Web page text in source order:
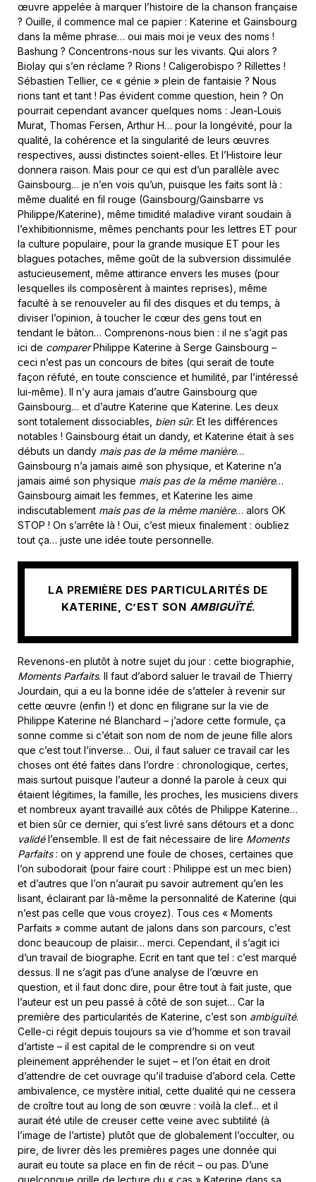
œuvre appelée à marquer l’histoire de la chanson française
? Ouille, il commence mal ce papier : Katerine et Gainsbourg
dans la même phrase… oui mais moi je veux des noms !
Bashung ? Concentrons-nous sur les vivants. Qui alors ?
Biolay qui s’en réclame ? Rions ! Caligerobispo ? Rillettes !
Sébastien Tellier, ce « génie » plein de fantaisie ? Nous
rions tant et tant ! Pas évident comme question, hein ? On
pourrait cependant avancer quelques noms : Jean-Louis
Murat, Thomas Fersen, Arthur H… pour la longévité, pour la
qualité, la cohérence et la singularité de leurs œuvres
respectives, aussi distinctes soient-elles. Et l’Histoire leur
donnera raison. Mais pour ce qui est d’un parallèle avec
Gainsbourg… je n’en vois qu’un, puisque les faits sont là :
même dualité en fil rouge (Gainsbourg/Gainsbarre vs
Philippe/Katerine), même timidité maladive virant soudain à
l’exhibitionnisme, mêmes penchants pour les lettres ET pour
la culture populaire, pour la grande musique ET pour les
blagues potaches, même goût de la subversion dissimulée
astucieusement, même attirance envers les muses (pour
lesquelles ils composèrent à maintes reprises), même
faculté à se renouveler au fil des disques et du temps, à
diviser l’opinion, à toucher le cœur des gens tout en
tendant le bâton… Comprenons-nous bien : il ne s’agit pas
ici de comparerPhilippe Katerine à Serge Gainsbourg –
ceci n’est pas un concours de bites (qui serait de toute
façon réfuté, en toute conscience et humilité, par l’intéressé
lui-même). Il n’y aura jamais d’autre Gainsbourg que
Gainsbourg… et d’autre Katerine que Katerine. Les deux
sont totalement dissociables, bien sûr. Et les différences
notables ! Gainsbourg était un dandy, et Katerine était à ses
débuts un dandy mais pas de la même manière…
Gainsbourg n’a jamais aimé son physique, et Katerine n’a
jamais aimé son physique mais pas de la même manière…
Gainsbourg aimait les femmes, et Katerine les aime
indiscutablement mais pas de la même manière… alors OK
STOP ! On s’arrête là ! Oui, c’est mieux finalement : oubliez
tout ça… juste une idée toute personnelle.
LA PREMIÈRE DES PARTICULARITÉS DE
KATERINE, C’EST SON AMBIGUÏTÉ.
Revenons-en plutôt à notre sujet du jour : cette biographie,
Moments Parfaits. Il faut d’abord saluer le travail de Thierry
Jourdain, qui a eu la bonne idée de s’atteler à revenir sur
cette œuvre (enfin !) et donc en filigrane sur la vie de
Philippe Katerine né Blanchard – j’adore cette formule, ça
sonne comme si c’était son nom de nom de jeune fille alors
que c’est tout l’inverse… Oui, il faut saluer ce travail car les
choses ont été faites dans l’ordre : chronologique, certes,
mais surtout puisque l’auteur a donné la parole à ceux qui
étaient légitimes, la famille, les proches, les musiciens divers
et nombreux ayant travaillé aux côtés de Philippe Katerine…
et bien sûr ce dernier, qui s’est livré sans détours et a donc
validél’ensemble. Il est de fait nécessaire de lire Moments
Parfaits: on y apprend une foule de choses, certaines que
l’on subodorait (pour faire court : Philippe est un mec bien)
et d’autres que l’on n’aurait pu savoir autrement qu’en les
lisant, éclairant par là-même la personnalité de Katerine (qui
n’est pas celle que vous croyez). Tous ces « Moments
Parfaits » comme autant de jalons dans son parcours, c’est
donc beaucoup de plaisir… merci. Cependant, il s’agit ici
d’un travail de biographe. Ecrit en tant que tel : c’est marqué
dessus. Il ne s’agit pas d’une analyse de l’œuvre en
question, et il faut donc dire, pour être tout à fait juste, que
l’auteur est un peu passé à côté de son sujet… Car la
première des particularités de Katerine, c’est son ambiguïté.
Celle-ci régit depuis toujours sa vie d’homme et son travail
d’artiste – il est capital de le comprendre si on veut
pleinement appréhender le sujet – et l’on était en droit
d’attendre de cet ouvrage qu’il traduise d’abord cela. Cette
ambivalence, ce mystère initial, cette dualité qui ne cessera
de croître tout au long de son œuvre : voilà la clef… et il
aurait été utile de creuser cette veine avec subtilité (à
l’image de l’artiste) plutôt que de globalement l’occulter, ou
pire, de livrer dès les premières pages une donnée qui
aurait eu toute sa place en fin de récit – ou pas. D’une